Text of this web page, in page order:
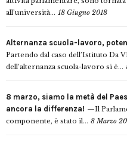
all’università... 18 Giugno 2018
Alternanza scuola-lavoro,
Partendo dal caso dell’Istituto Da
dell’alternanza scuola-lavoro si è...
8 marzo, siamo la metà del
ancora la differenza!
Il
componente, è stato il... 8 Marzo